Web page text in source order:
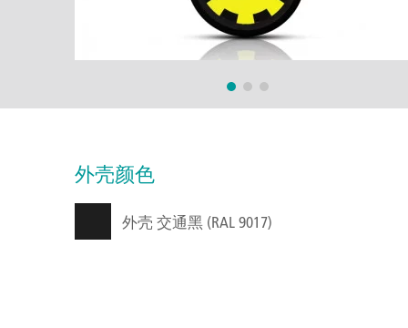
外壳颜色
外壳 交通黑 (RAL 9017)